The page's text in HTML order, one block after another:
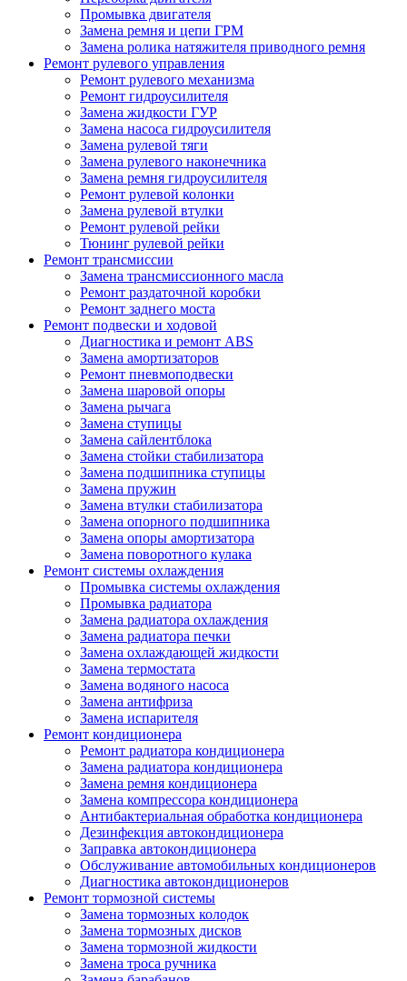
Промывка двигателя
Замена ремня и цепи ГРМ
Замена ролика натяжителя приводного ремня
Ремонт рулевого управления
Ремонт рулевого механизма
Ремонт гидроусилителя
Замена жидкости ГУР
Замена насоса гидроусилителя
Замена рулевой тяги
Замена рулевого наконечника
Замена ремня гидроусилителя
Ремонт рулевой колонки
Замена рулевой втулки
Ремонт рулевой рейки
Тюнинг рулевой рейки
Ремонт трансмиссии
Замена трансмиссионного масла
Ремонт раздаточной коробки
Ремонт заднего моста
Ремонт подвески и ходовой
Диагностика и ремонт ABS
Замена амортизаторов
Ремонт пневмоподвески
Замена шаровой опоры
Замена рычага
Замена ступицы
Замена сайлентблока
Замена стойки стабилизатора
Замена подшипника ступицы
Замена пружин
Замена втулки стабилизатора
Замена опорного подшипника
Замена опоры амортизатора
Замена поворотного кулака
Ремонт системы охлаждения
Промывка системы охлаждения
Промывка радиатора
Замена радиатора охлаждения
Замена радиатора печки
Замена охлаждающей жидкости
Замена термостата
Замена водяного насоса
Замена антифриза
Замена испарителя
Ремонт кондиционера
Ремонт радиатора кондиционера
Замена радиатора кондиционера
Замена ремня кондиционера
Замена компрессора кондиционера
Антибактериальная обработка кондиционера
Дезинфекция автокондиционера
Заправка автокондиционера
Обслуживание автомобильных кондиционеров
Диагностика автокондиционеров
Ремонт тормозной системы
Замена тормозных колодок
Замена тормозных дисков
Замена тормозной жидкости
Замена троса ручника